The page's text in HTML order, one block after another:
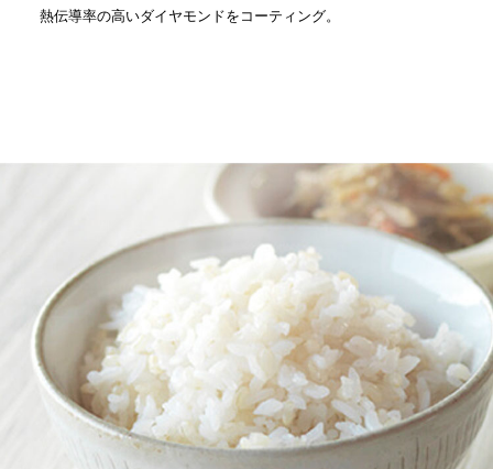
熱伝導率の高いダイヤモンドをコーティング。